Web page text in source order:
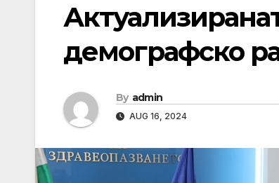
демографско
By admin
AUG 16, 2024